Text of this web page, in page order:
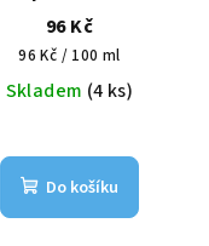
Azulen
96 Kč
Měrná
cena:
96 Kč / 100 ml
Skladem (4 ks)
Do košíku